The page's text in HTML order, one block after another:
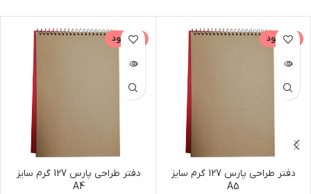
ناموجود
دفتر طراحی پارس 127 گرم سایز
A5
ناموجود
دفتر طراحی پارس 127 گرم سایز
A4